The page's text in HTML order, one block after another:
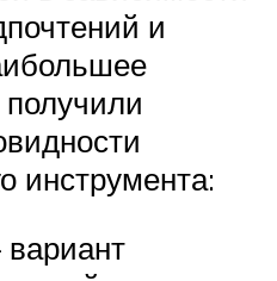
и
инструмента:
вариант